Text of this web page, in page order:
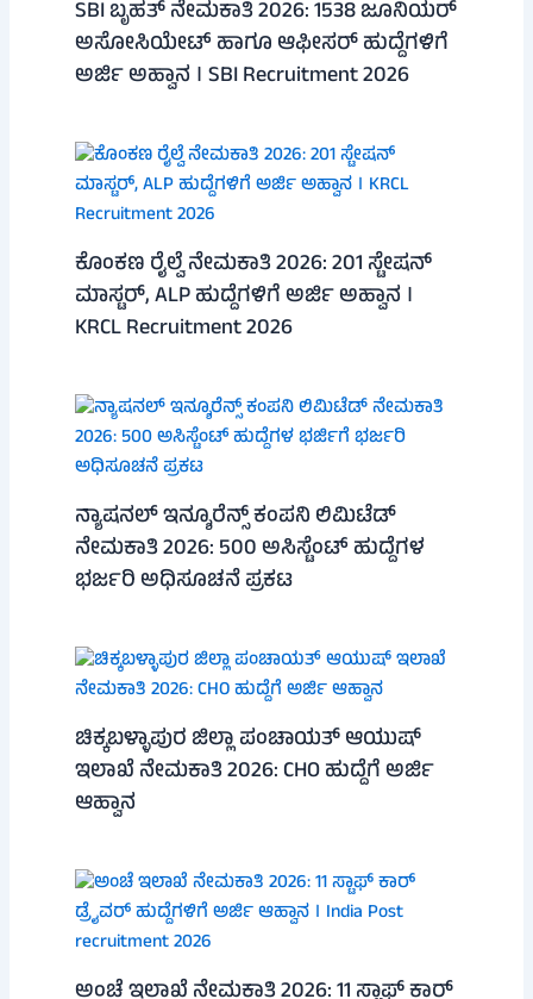
SBI ಬೃಹತ್ ನೇಮಕಾತಿ 2026: 1538 ಜೂನಿಯರ್
ಅಸೋಸಿಯೇಟ್ ಹಾಗೂ ಆಫೀಸರ್ ಹುದ್ದೆಗಳಿಗೆ
ಅರ್ಜಿ ಅಹ್ವಾನ । SBI Recruitment 2026
ಕೊಂಕಣ ರೈಲ್ವೆ ನೇಮಕಾತಿ 2026: 201 ಸ್ಟೇಷನ್
ಮಾಸ್ಟರ್, ALP ಹುದ್ದೆಗಳಿಗೆ ಅರ್ಜಿ ಅಹ್ವಾನ ।
KRCL Recruitment 2026
ನ್ಯಾಷನಲ್ ಇನ್ಶೂರೆನ್ಸ್ ಕಂಪನಿ ಲಿಮಿಟೆಡ್
ನೇಮಕಾತಿ 2026: 500 ಅಸಿಸ್ಟೆಂಟ್ ಹುದ್ದೆಗಳ
ಭರ್ಜರಿ ಅಧಿಸೂಚನೆ ಪ್ರಕಟ
ಚಿಕ್ಕಬಳ್ಳಾಪುರ ಜಿಲ್ಲಾ ಪಂಚಾಯತ್ ಆಯುಷ್
ಇಲಾಖೆ ನೇಮಕಾತಿ 2026: CHO ಹುದ್ದೆಗೆ ಅರ್ಜಿ
ಆಹ್ವಾನ